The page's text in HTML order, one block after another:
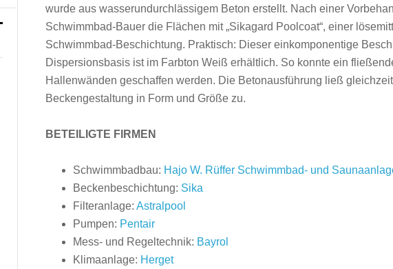
wurde aus wasserundurch­lässigem Beton erstellt. Nach einer
Schwimmbad-Bauer die Flächen mit „Sikagard Poolcoat“, einer
Schwimmbad-Beschichtung. Praktisch: Dieser einkomponentige
Dispersionsbasis ist im Farbton Weiß erhältlich. So konnte ein
Hallenwänden geschaffen werden. Die Betonausführung ließ
Beckengestaltung in Form und Größe zu.
BETEILIGTE FIRMEN
Schwimmbadbau: Hajo W. Rüffer Schwimmbad- und
Beckenbeschichtung: Sika
Filteranlage: Astralpool
Pumpen: Pentair
Mess- und Regeltechnik: Bayrol
Klimaanlage: Herget